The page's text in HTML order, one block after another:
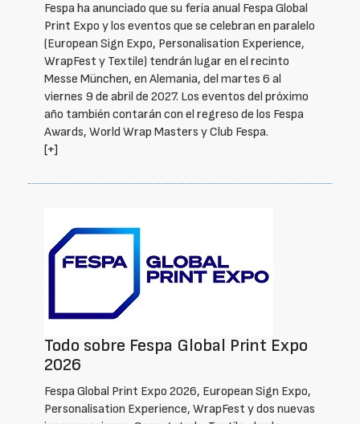
Fespa ha anunciado que su feria anual Fespa Global
Print Expo y los eventos que se celebran en paralelo
(European Sign Expo, Personalisation Experience,
WrapFest y Textile) tendrán lugar en el recinto
Messe München, en Alemania, del martes 6 al
viernes 9 de abril de 2027. Los eventos del próximo
año también contarán con el regreso de los Fespa
Awards, World Wrap Masters y Club Fespa.
[+]
Todo sobre Fespa Global Print Expo
2026
Fespa Global Print Expo 2026, European Sign Expo,
Personalisation Experience, WrapFest y dos nuevas